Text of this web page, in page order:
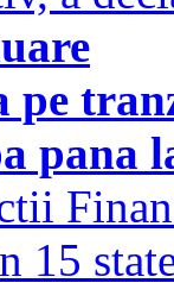
pe
pana
15